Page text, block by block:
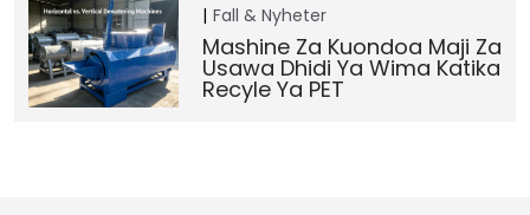
Fall & Nyheter
Mashine Za Kuondoa Maji Za
Usawa Dhidi Ya Wima Katika
Recyle Ya PET